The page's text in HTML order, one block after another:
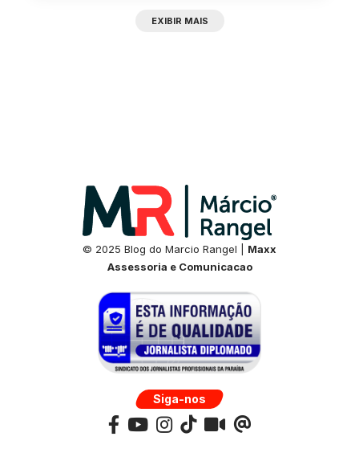
EXIBIR MAIS
© 2025 Blog do Marcio Rangel | Maxx
Assessoria e Comunicacao
Siga-nos